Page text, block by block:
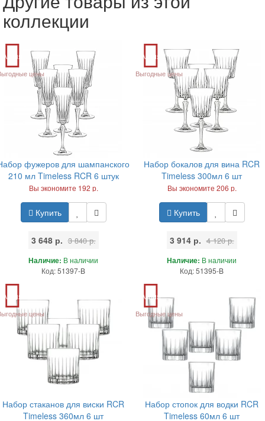
коллекции
Акция
цены
фужеров для шампанского
210 мл Timeless RCR 6 штук
Вы экономите 192 р.
Купить
3 648 р. 3 840 р.
Наличие: В наличии
Код: 51397-B
Акция
Выгодные цены
Набор бокалов для вина RCR
Timeless 300мл 6 шт
Вы экономите 206 р.
Купить
3 914 р. 4 120 р.
Наличие: В наличии
Код: 51395-B
Акция
цены
Набор стаканов для виски RCR
Timeless 360мл 6 шт
Акция
Выгодные цены
Набор стопок для водки RCR
Timeless 60мл 6 шт